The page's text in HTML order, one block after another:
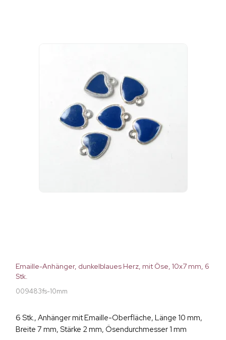
Emaille-Anhänger, dunkelblaues Herz, mit Öse, 10x7 mm, 6
Stk.
009483fs-10mm
6 Stk., Anhänger mit Emaille-Oberfläche, Länge 10 mm,
Breite 7 mm, Stärke 2 mm, Ösendurchmesser 1 mm